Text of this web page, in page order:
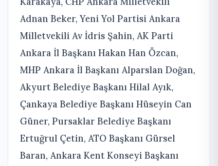
Adnan Beker, Yeni Yol Partisi Ankara
Milletvekili Av İdris Şahin, AK Parti
Ankara İl Başkanı Hakan Han Özcan,
MHP Ankara İl Başkanı Alparslan Doğan,
Akyurt Belediye Başkanı Hilal Ayık,
Çankaya Belediye Başkanı Hüseyin Can
Güner, Pursaklar Belediye Başkanı
Ertuğrul Çetin, ATO Başkanı Gürsel
Baran, Ankara Kent Konseyi Başkanı